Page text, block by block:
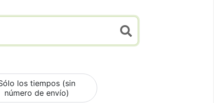
los tiempos (sin
número de envío)